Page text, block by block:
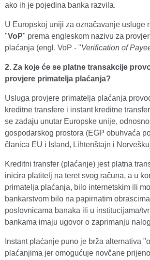
ako ih je pojedina banka razvila.
U Europskoj uniji za označavanje usluge
"VoP" prema engleskom nazivu za
plaćanja (engl. VoP - "Verification of
2. Za koje će se platne transakcije
provjere primatelja plaćanja?
Usluga provjere primatelja plaćanja
kreditne transfere i instant kreditne
se zadaju unutar Europske unije,
gospodarskog prostora (EGP obuhvaća
članica EU i Island, Lihtenštajn i
Kreditni transfer (plaćanje) jest platna
inicira platitelj na teret svog računa, a u
primatelja plaćanja, bilo internetskim ili
bankarstvom bilo na papirnatim
poslovnicama banaka ili u institucijama/
bankama imaju ugovor o zaprimanju
Instant plaćanje puno je brža alternativa
plaćanjima jer omogućuje novčane